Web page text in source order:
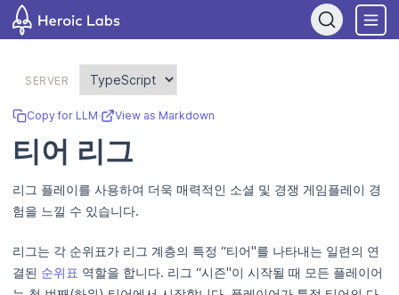
SERVER
Copy for LLM· View as Markdown
티어 리그
리그 플레이를 사용하여 더욱 매력적인 소셜 및 경쟁 게임플레이 경
험을 느낄 수 있습니다.
리그는 각 순위표가 리그 계층의 특정 “티어"를 나타내는 일련의 연
결된 순위표 역할을 합니다. 리그 “시즌"이 시작될 때 모든 플레이어